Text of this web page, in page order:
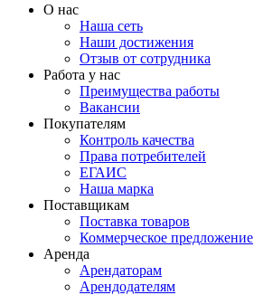
О нас
Наша сеть
Наши достижения
Отзыв от сотрудника
Работа у нас
Преимущества работы
Вакансии
Покупателям
Контроль качества
Права потребителей
ЕГАИС
Наша марка
Поставщикам
Поставка товаров
Коммерческое предложение
Аренда
Арендаторам
Арендодателям